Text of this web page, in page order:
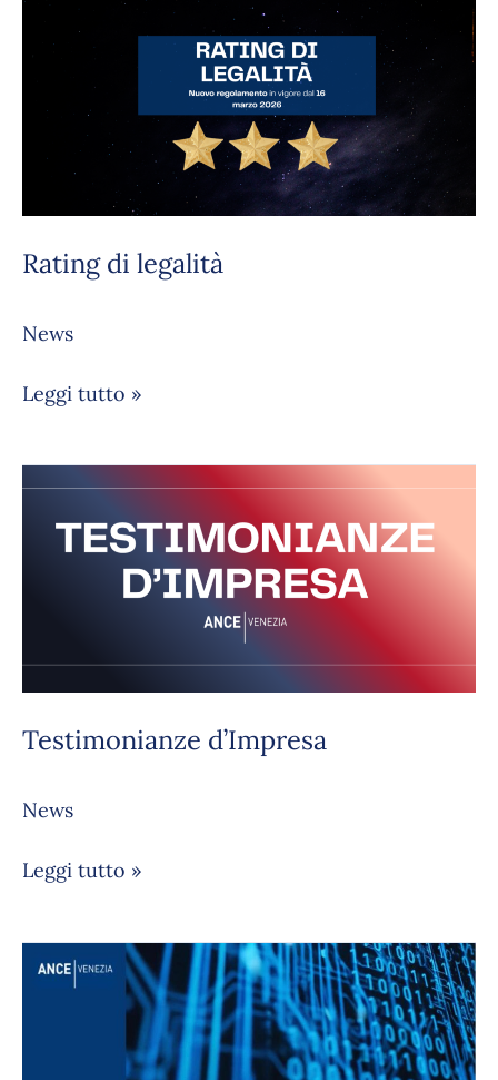
Rating di legalità
News
Leggi tutto »
Testimonianze d’Impresa
News
Leggi tutto »
Rilascio
dispositivi